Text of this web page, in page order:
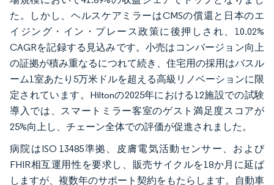
た。しかし、ヘルスケアミラーはCMSの償還と日本のエ
イジング・イン・プレース政策に後押しされ、10.02%
CAGRを記録する見込みです。小売はコンバージョン向上
の証拠が積み重なるにつれて続き、住宅用の採用はバスル
ーム1室あたり5万米ドルを超える高級リノベーションに限
定されています。Hiltonの2025年における12施設での試験
導入では、スマートミラー客室のゲスト満足度スコアが
25%向上し、チェーン全体での評価が促進されました。
病院はISO 13485準拠、皮膚電気活動センサー、および
FHIR相互運用性を要求し、販売サイクルを18か月に延ば
しますが、複数年のサポート契約をもたらします。自動車